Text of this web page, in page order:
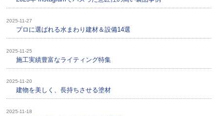
2025-11-27
プロに選ばれる水まわり建材＆設備14選
2025-11-25
施工実績豊富なライティング特集
2025-11-20
建物を美しく、長持ちさせる塗材
2025-11-18